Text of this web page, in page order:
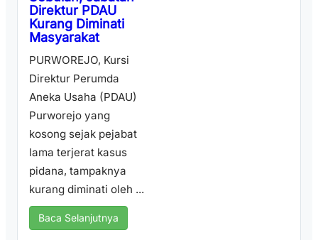
Direktur PDAU
Kurang Diminati
Masyarakat
PURWOREJO, Kursi
Direktur Perumda
Aneka Usaha (PDAU)
Purworejo yang
kosong sejak pejabat
lama terjerat kasus
pidana, tampaknya
kurang diminati oleh ...
Baca Selanjutnya